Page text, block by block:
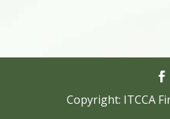
Copyright: ITCCA